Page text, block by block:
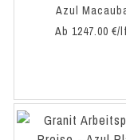
Azul
Ab 1247.00 €/